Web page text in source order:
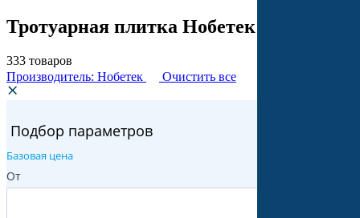
Тротуарная плитка Нобетек
333 товаров
Производитель: Нобетек
Очистить все
Подбор параметров
Базовая цена
От